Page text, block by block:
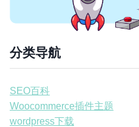
分类导航
SEO百科
Woocommerce插件主题
wordpress下载